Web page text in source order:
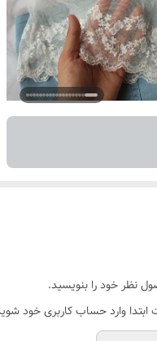
نظر خود را بنویسید.
ابتدا وارد حساب کاربری خود